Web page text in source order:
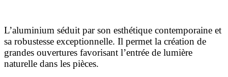
L’aluminium séduit par son esthétique contemporaine et
sa robustesse exceptionnelle. Il permet la création de
grandes ouvertures favorisant l’entrée de lumière
naturelle dans les pièces.